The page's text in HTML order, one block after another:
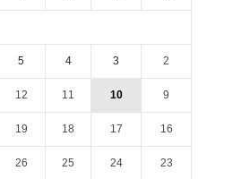
2
3
4
5
9
10
11
12
16
17
18
19
23
24
25
26